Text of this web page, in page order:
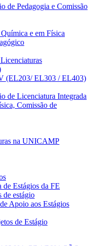
de Pedagogia e Comissão
e em Física
(EL203/ EL303 / EL403)
de Licenciatura Integrada
Comissão de
na UNICAMP
Estágios da FE
de estágio
Apoio aos Estágios
de Estágio